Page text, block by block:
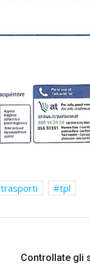
trasporti tpl
Controllate gli